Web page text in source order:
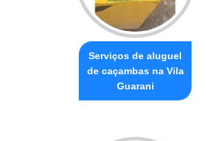
Serviços de aluguel
de caçambas na Vila
Guarani